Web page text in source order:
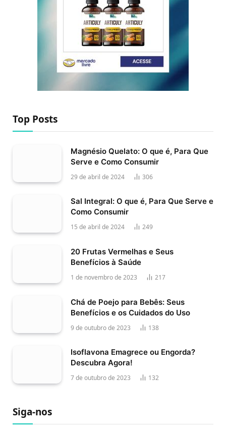
Top Posts
Magnésio Quelato: O que é, Para Que
Serve e Como Consumir
29 de abril de 2024 306
Sal Integral: O que é, Para Que Serve e
Como Consumir
15 de abril de 2024 249
20 Frutas Vermelhas e Seus
Benefícios à Saúde
1 de novembro de 2023 217
Chá de Poejo para Bebês: Seus
Benefícios e os Cuidados do Uso
9 de outubro de 2023 138
Isoflavona Emagrece ou Engorda?
Descubra Agora!
7 de outubro de 2023 132
Siga-nos